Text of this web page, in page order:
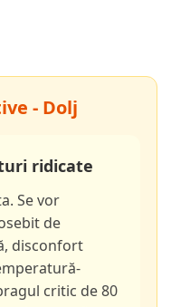
- Dolj
ridicate
Se vor
de
disconfort
critic de 80